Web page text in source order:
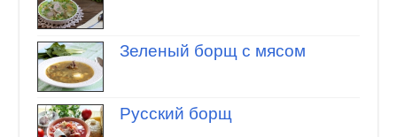
Зеленый борщ с мясом
Русский борщ